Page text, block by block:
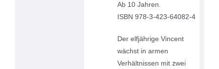
Ab 10 Jahren.
ISBN 978-3-423-64082-4
Der elfjährige Vincent
wächst in armen
Verhältnissen mit zwei